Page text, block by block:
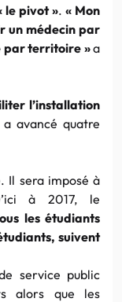
le pivot ». « Mon
un médecin par
par territoire »a
l’installation
avancé quatre
Il sera imposé à
à 2017, le
les étudiants
suivent
service public
alors que les